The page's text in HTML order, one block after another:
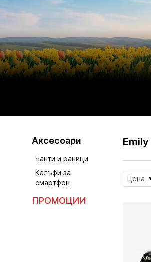
Аксесоари
Чанти и раници
Калъфи за
смартфон
ПРОМОЦИИ
Цена